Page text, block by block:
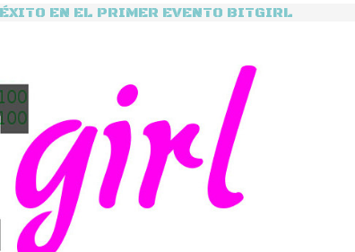
EN EL PRIMER EVENTO BITGIRL